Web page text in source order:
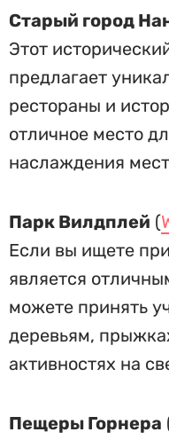
Старый город
Этот
предлагает
рестораны и
отличное место
наслаждения
Парк Вилдплей (
Если вы ищете
является
можете принять
деревьям,
активностях на
Пещеры Горнера